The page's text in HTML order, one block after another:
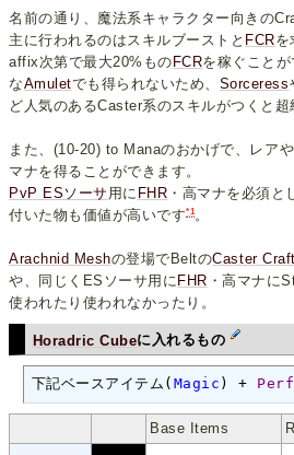
名前の通り、魔法系キャラクター向きの
主に行われるのはスキルブーストと FCRを
affix次第で最大20%もの FCRを稼ぐこと
なAmuletでも得られないため、 Sorceress
ど人気のあるCaster系のスキルがつくと超
また、(10-20) to Manaのおかげで、レア
マナを得ることができます。
PvP ESソーサ用に FHR ・高マナを必須と
付いた物も価値が高いです*1。
Arachnid Meshの登場でBeltのCaster Craft
や、同じくESソーサ用に FHR ・高マナに
使われたり使われなかったり。
Horadric Cubeに入れるもの
下記ベースアイテム( Magic ) +
Base Items